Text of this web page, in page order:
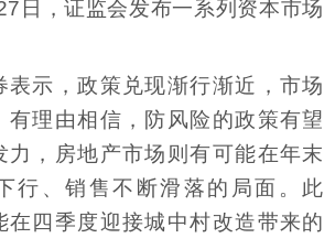
日，证监会发布一系列资本市场
表示，政策兑现渐行渐近，市场
有理由相信，防风险的政策有望
力，房地产市场则有可能在年末
行、销售不断滑落的局面。此
在四季度迎接城中村改造带来的